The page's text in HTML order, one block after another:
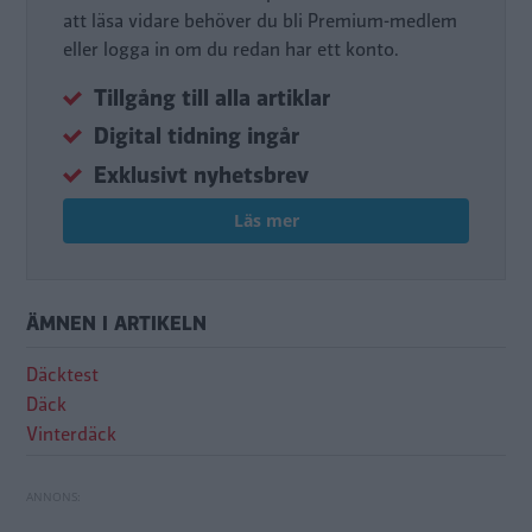
att läsa vidare behöver du bli Premium-medlem
eller logga in om du redan har ett konto.
Tillgång till alla artiklar
Digital tidning ingår
Exklusivt nyhetsbrev
Läs mer
ÄMNEN I ARTIKELN
Däcktest
Däck
Vinterdäck